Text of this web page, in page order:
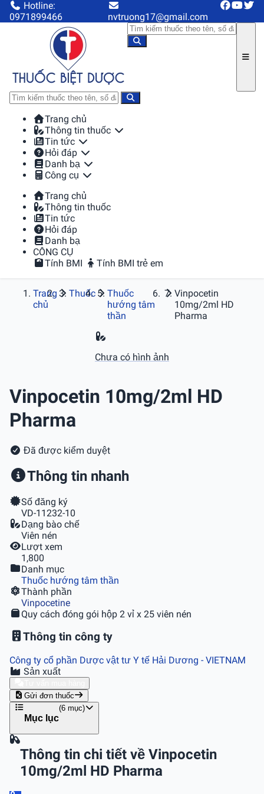
Hotline:
0971899466
nvtruong17@gmail.com
Trang chủ
Thông tin thuốc
Tin tức
Hỏi đáp
Danh bạ
Công cụ
Trang chủ
Thông tin thuốc
Tin tức
Hỏi đáp
Danh bạ
CÔNG CỤ
Tính BMI
Tính BMI trẻ em
Trang
chủ
Thuốc
Thuốc
hướng tâm
thần
Vinpocetin
10mg/2ml HD
Pharma
Chưa có hình ảnh
Vinpocetin 10mg/2ml HD
Pharma
Đã được kiểm duyệt
Thông tin nhanh
Số đăng ký
VD-11232-10
Dạng bào chế
Viên nén
Lượt xem
1,800
Danh mục
Thuốc hướng tâm thần
Thành phần
Vinpocetine
Quy cách đóng gói hộp 2 vỉ x 25 viên nén
Thông tin công ty
Công ty cổ phần Dược vật tư Y tế Hải Dương - VIETNAM
Sản xuất
Gửi đơn thuốc
Mục lục
(6 mục)
Thông tin chi tiết về Vinpocetin
10mg/2ml HD Pharma